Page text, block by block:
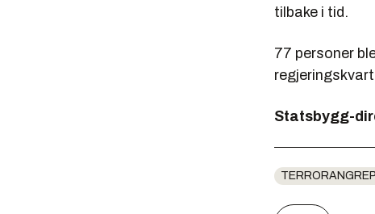
tilbake i tid.
77 personer
Statsbygg-